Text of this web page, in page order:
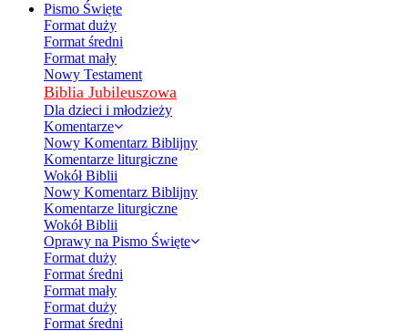
Pismo Święte
Format duży
Format średni
Format mały
Nowy Testament
Biblia Jubileuszowa
Dla dzieci i młodzieży
Komentarze
Nowy Komentarz Biblijny
Komentarze liturgiczne
Wokół Biblii
Nowy Komentarz Biblijny
Komentarze liturgiczne
Wokół Biblii
Oprawy na Pismo Święte
Format duży
Format średni
Format mały
Format duży
Format średni